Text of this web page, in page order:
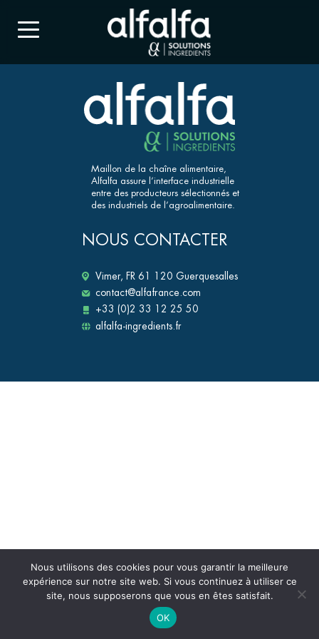
Maillon de la chaîne alimentaire,
Alfalfa assure l’interface industrielle
entre des producteurs sélectionnés et
des industriels de l’agroalimentaire.
NOUS CONTACTER
Vimer, FR 61 120 Guerquesalles
contact@alfafrance.com
+33 (0)2 33 12 25 50
alfalfa-ingredients.fr
Nous utilisons des cookies pour vous garantir la meilleure
expérience sur notre site web. Si vous continuez à utiliser ce
site, nous supposerons que vous en êtes satisfait.
OK